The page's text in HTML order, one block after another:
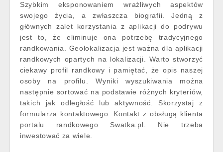
Szybkim eksponowaniem wrażliwych aspektów
swojego życia, a zwłaszcza biografii. Jedną z
głównych zalet korzystania z aplikacji do podrywu
jest to, że eliminuje ona potrzebę tradycyjnego
randkowania. Geolokalizacja jest ważna dla aplikacji
randkowych opartych na lokalizacji. Warto stworzyć
ciekawy profil randkowy i pamiętać, że opis naszej
osoby na profilu. Wyniki wyszukiwania można
następnie sortować na podstawie różnych kryteriów,
takich jak odległość lub aktywność. Skorzystaj z
formularza kontaktowego: Kontakt z obsługą klienta
portalu randkowego Swatka.pl. Nie trzeba
inwestować za wiele.